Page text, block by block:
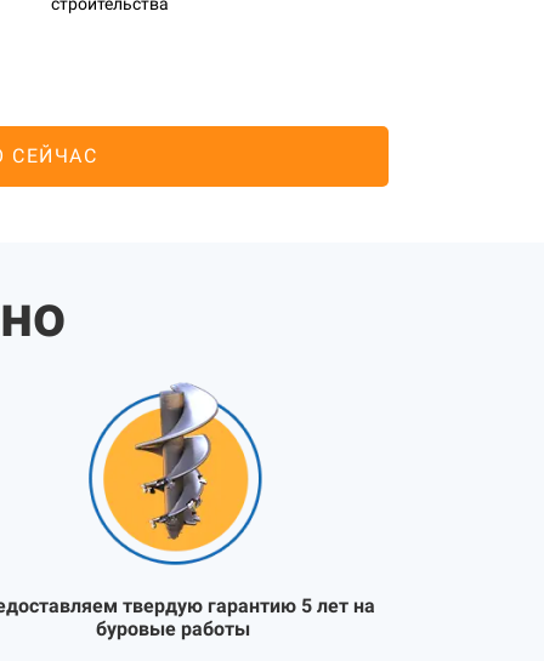
строительства
СЕЙЧАС
твердую гарантию 5 лет на
буровые работы